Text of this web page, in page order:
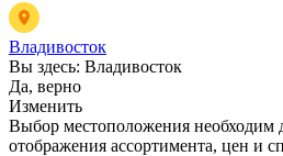
Владивосток
Вы здесь: Владивосток
Да, верно
Изменить
Выбор местоположения необходим
отображения ассортимента, цен и